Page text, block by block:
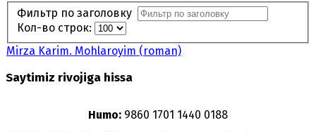
Фильтр по заголовку
Кол-во строк:
Mirza Karim. Mohlaroyim (roman)
Saytimiz rivojiga hissa
Humo: 9860 1701 1440 0188